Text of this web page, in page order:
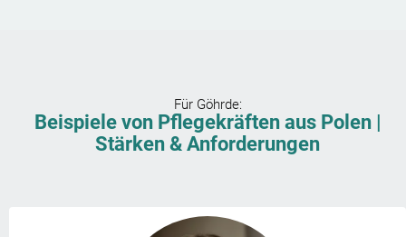
Für Göhrde:
Beispiele von Pflegekräften aus Polen |
Stärken & Anforderungen